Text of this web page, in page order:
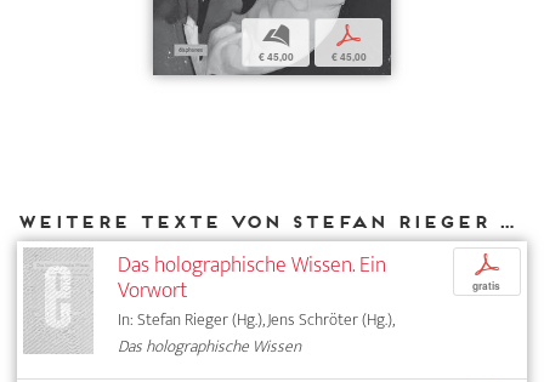
b
€ 45,00
p
€ 45,00
Weitere Texte von Stefan Rieger bei DIAPHANES
Das holographische Wissen. Ein
Vorwort
In: Stefan Rieger (Hg.), Jens Schröter (Hg.),
Das holographische Wissen
p
gratis